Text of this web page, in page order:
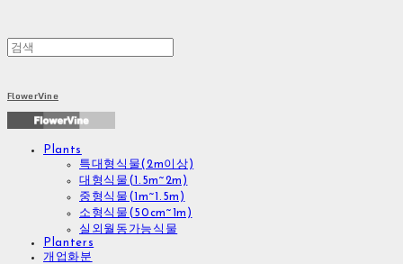
FlowerVine
Plants
특대형식물(2m이상)
대형식물(1.5m~2m)
중형식물(1m~1.5m)
소형식물(50cm~1m)
실외월동가능식물
Planters
개업화분